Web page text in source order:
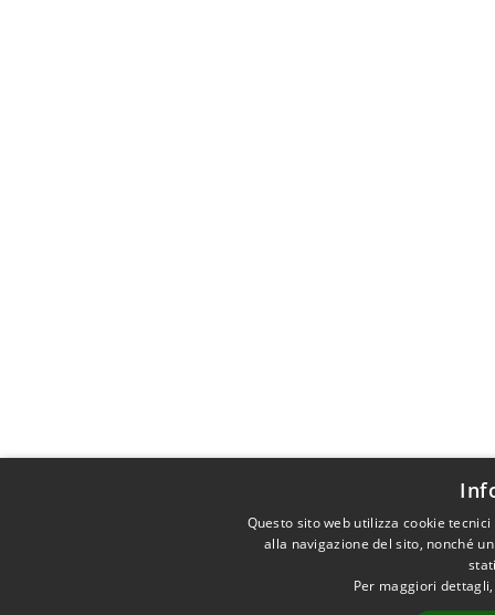
Questo sito web utilizza cookie
alla navigazione del sito, nonché
Per maggiori